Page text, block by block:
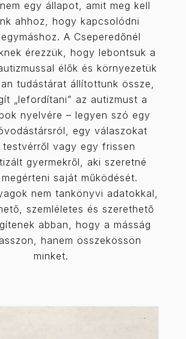
egy állapot, amit meg kell
ahhoz, hogy kapcsolódni
A Cseperedőnél
érezzük, hogy lebontsuk a
élők és környezetük
tudástárat állítottunk össze,
„lefordítani” az autizmust a
nyelvére – legyen szó egy
egy válaszokat
testvérről vagy egy frissen
gyermekről, aki szeretné
saját működését.
nem tankönyvi adatokkal,
szemléletes és szerethető
abban, hogy a másság
hanem összekössön
minket.